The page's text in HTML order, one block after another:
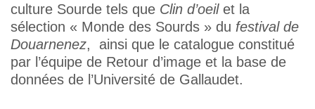
culture Sourde tels que Clin d’oeilet la
sélection « Monde des Sourds » du festival de
Douarnenez, ainsi que le catalogue constitué
par l’équipe de Retour d’image et la base de
données de l’Université de Gallaudet.